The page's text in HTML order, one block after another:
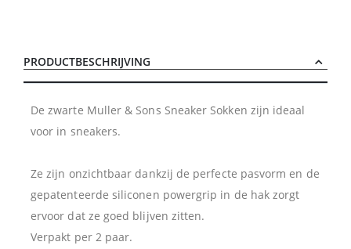
PRODUCTBESCHRIJVING
De zwarte Muller & Sons Sneaker Sokken zijn ideaal
voor in sneakers.
Ze zijn onzichtbaar dankzij de perfecte pasvorm en de
gepatenteerde siliconen powergrip in de hak zorgt
ervoor dat ze goed blijven zitten.
Verpakt per 2 paar.